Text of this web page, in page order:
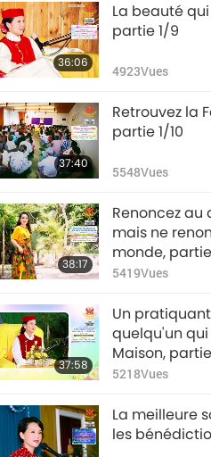
solution
7/7
5149Vues
36:06
La beauté
partie 1/9
4923Vues
37:40
Retrouvez la
partie 1/10
5548Vues
38:17
Renoncez au
mais ne
monde,
5419Vues
37:58
Un
quelqu'un
Maison,
5218Vues
La meilleure
les